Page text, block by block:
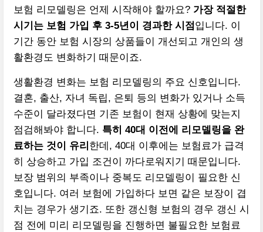
보험 리모델링은 언제 시작해야 할까요? 가장 적절한
시기는 보험 가입 후 3-5년이 경과한 시점입니다. 이
기간 동안 보험 시장의 상품들이 개선되고 개인의 생
활환경도 변화하기 때문이죠.
생활환경 변화는 보험 리모델링의 주요 신호입니다.
결혼, 출산, 자녀 독립, 은퇴 등의 변화가 있거나 소득
수준이 달라졌다면 기존 보험이 현재 상황에 맞는지
점검해봐야 합니다. 특히 40대 이전에 리모델링을 완
료하는 것이 유리 한데, 40대 이후에는 보험료가 급격
히 상승하고 가입 조건이 까다로워지기 때문입니다.
보장 범위의 부족이나 중복도 리모델링이 필요한 신
호입니다. 여러 보험에 가입하다 보면 같은 보장이 겹
치는 경우가 생기죠. 또한 갱신형 보험의 경우 갱신 시
점 전에 미리 리모델링을 진행하면 불필요한 보험료